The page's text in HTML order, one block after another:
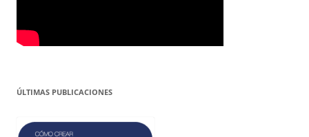
ÚLTIMAS PUBLICACIONES